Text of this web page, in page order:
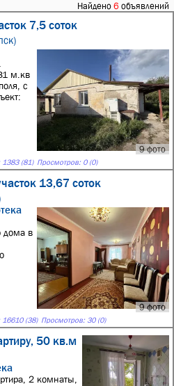
Найдено 6 объявлений
7,5 соток
9 фото
м.кв
с
1383 (81) Просмотров: 0 (0)
13,67 соток
9 фото
дома в
16610 (38) Просмотров: 30 (0)
50 кв.м
2 комнаты,